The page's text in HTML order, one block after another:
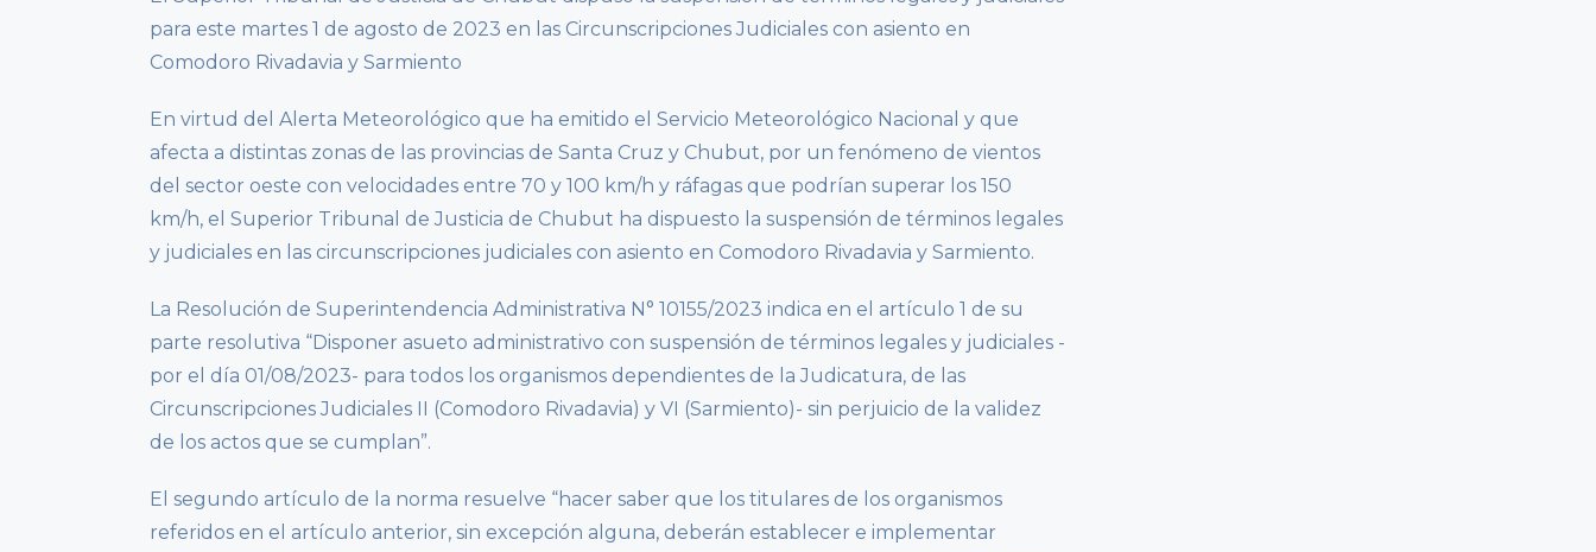
para este martes 1 de agosto de 2023 en las Circunscripciones Judiciales con asiento en
Comodoro Rivadavia y Sarmiento
En virtud del Alerta Meteorológico que ha emitido el Servicio Meteorológico Nacional y que
afecta a distintas zonas de las provincias de Santa Cruz y Chubut, por un fenómeno de vientos
del sector oeste con velocidades entre 70 y 100 km/h y ráfagas que podrían superar los 150
km/h, el Superior Tribunal de Justicia de Chubut ha dispuesto la suspensión de términos legales
y judiciales en las circunscripciones judiciales con asiento en Comodoro Rivadavia y Sarmiento.
La Resolución de Superintendencia Administrativa N° 10155/2023 indica en el artículo 1 de su
parte resolutiva “Disponer asueto administrativo con suspensión de términos legales y judiciales -
por el día 01/08/2023- para todos los organismos dependientes de la Judicatura, de las
Circunscripciones Judiciales II (Comodoro Rivadavia) y VI (Sarmiento)- sin perjuicio de la validez
de los actos que se cumplan”.
El segundo artículo de la norma resuelve “hacer saber que los titulares de los organismos
referidos en el artículo anterior, sin excepción alguna, deberán establecer e implementar